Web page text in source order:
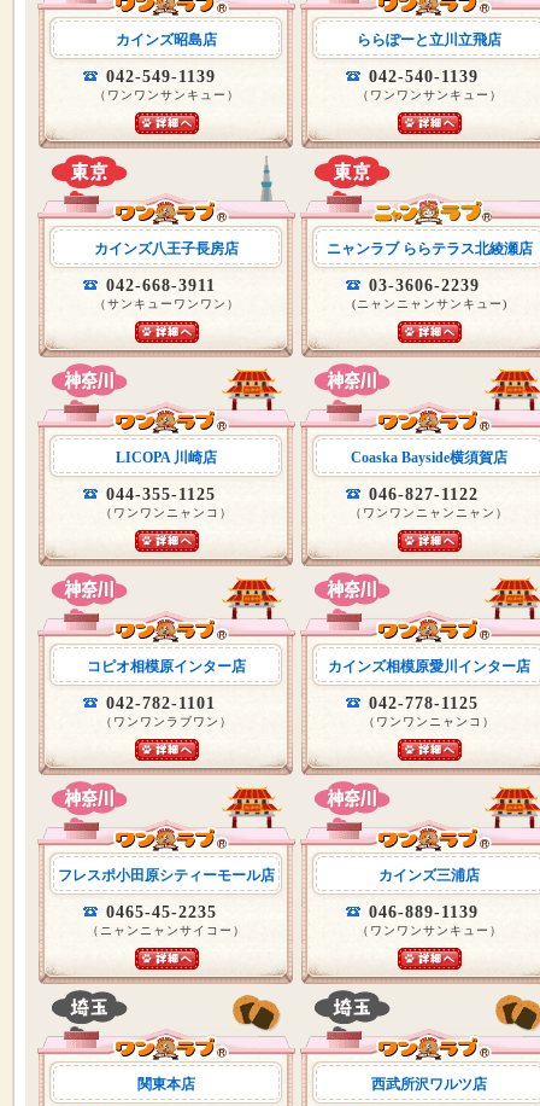
カインズ昭島店
042-549-1139
（ワンワンサンキュー）
ららぽーと立川立飛店
042-540-1139
（ワンワンサンキュー）
カインズ八王子長房店
042-668-3911
（サンキューワンワン）
ニャンラブ ららテラス北綾瀬店
03-3606-2239
(ニャンニャンサンキュー)
LICOPA 川崎店
044-355-1125
（ワンワンニャンコ）
Coaska Bayside横須賀店
046-827-1122
（ワンワンニャンニャン）
コピオ相模原インター店
042-782-1101
（ワンワンラブワン）
カインズ相模原愛川インター店
042-778-1125
（ワンワンニャンコ）
フレスポ小田原シティーモール店
0465-45-2235
（ニャンニャンサイコー）
カインズ三浦店
046-889-1139
（ワンワンサンキュー）
関東本店 西武所沢ワルツ店